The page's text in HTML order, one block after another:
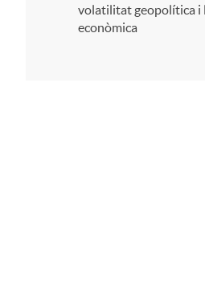
volatilitat geopolítica i
econòmica